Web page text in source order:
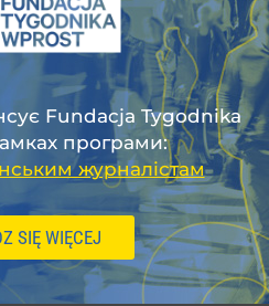
Fundacja Tygodnika
програми:
журналістам
SIĘ WIĘCEJ